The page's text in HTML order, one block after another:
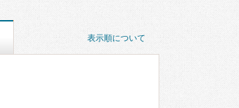
表示順について